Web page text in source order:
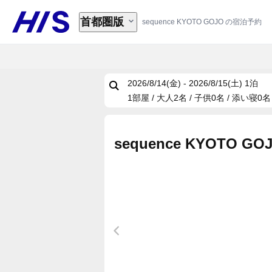
sequence KYOTO GOJO の宿泊予約
首都圏版
2026/8/14(金) - 2026/8/15(土) 1泊
1部屋 / 大人2名 / 子供0名 / 添い寝0名
sequence KYOTO